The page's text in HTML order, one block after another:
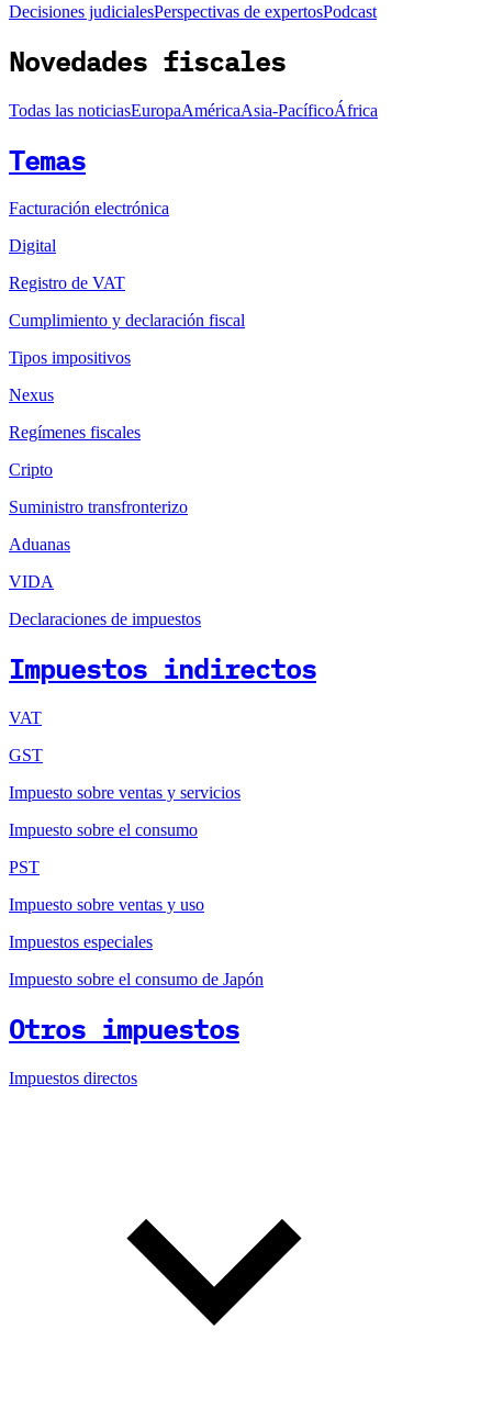
Decisiones judicialesPerspectivas de expertosPodcast
Novedades fiscales
Todas las noticiasEuropaAméricaAsia-PacíficoÁfrica
Temas
Facturación electrónica
Digital
Registro de VAT
Cumplimiento y declaración fiscal
Tipos impositivos
Nexus
Regímenes fiscales
Cripto
Suministro transfronterizo
Aduanas
VIDA
Declaraciones de impuestos
Impuestos indirectos
VAT
GST
Impuesto sobre ventas y servicios
Impuesto sobre el consumo
PST
Impuesto sobre ventas y uso
Impuestos especiales
Impuesto sobre el consumo de Japón
Otros impuestos
Impuestos directos